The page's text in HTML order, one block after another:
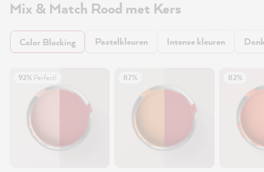
Mix & Match Rood met Kers
Color Blocking Pastelkleuren Intense kleuren
92% Perfect! 87% 82%